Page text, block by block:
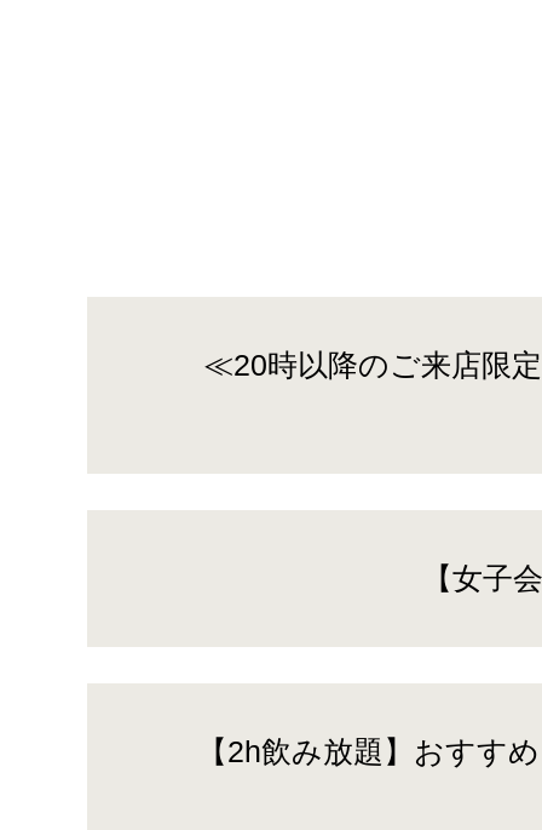
≪20時以降のご来店限
【女子
【2h飲み放題】おす